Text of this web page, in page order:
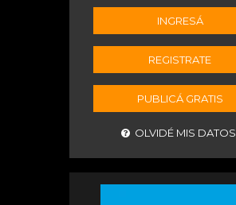
INGRESÁ
REGISTRATE
PUBLICÁ GRATIS
OLVIDÉ MIS DATOS.